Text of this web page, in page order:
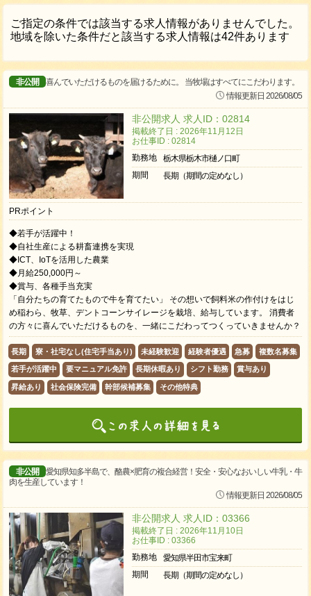
ご指定の条件では該当する求人情報がありませんでした。
地域を除いた条件だと該当する求人情報は42件あります
非公開
喜んでいただけるものを届けるために。 当牧場はすべてにこだわります。
情報更新日 2026/08/05
非公開求人 求人ID：02814
掲載終了日 : 2026年11月12日
お仕事ID : 02814
勤務地
栃木県栃木市樋ノ口町
期間
長期（期間の定めなし）
PRポイント
◆若手が活躍中！
◆自社生産による耕畜連携を実現
◆ICT、IoTを活用した農業
◆月給250,000円～
◆賞与、各種手当充実
「自分たちの育てたもので牛を育てたい」 その想いで飼料米の作付けをはじ
め稲わら、牧草、デントコーンサイレージを栽培、給与しています。 消費者
の方々に喜んでいただけるものを、一緒にこだわってつくっていきませんか？
長期 寮・社宅なし(住宅手当あり) 未経験歓迎 経験者優遇 急募 複数名募集
若手が活躍中 要マニュアル免許 長期休暇あり シフト勤務 賞与あり
昇給あり 社会保険完備 幹部候補募集 その他特典
非公開
愛知県知多半島で、酪農×肥育の複合経営！安全・安心なおいしい牛乳・牛
肉を生産しています！
情報更新日 2026/08/05
非公開求人 求人ID：03366
掲載終了日 : 2026年11月10日
お仕事ID : 03366
勤務地
愛知県半田市宝来町
期間
長期（期間の定めなし）